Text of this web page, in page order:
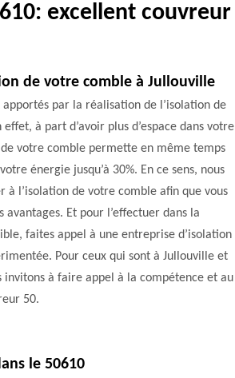
excellent couvreur
de votre comble à Jullouville
apportés par la réalisation de l’isolation de
à part d’avoir plus d’espace dans votre
votre comble permette en même temps
énergie jusqu’à 30%. En ce sens, nous
à l’isolation de votre comble afin que vous
avantages. Et pour l’effectuer dans la
faites appel à une entreprise d’isolation
Pour ceux qui sont à Jullouville et
invitons à faire appel à la compétence et au
50.
le 50610